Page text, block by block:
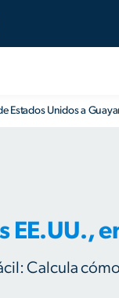
Estados Unidos a
EE.UU.,
Calcula